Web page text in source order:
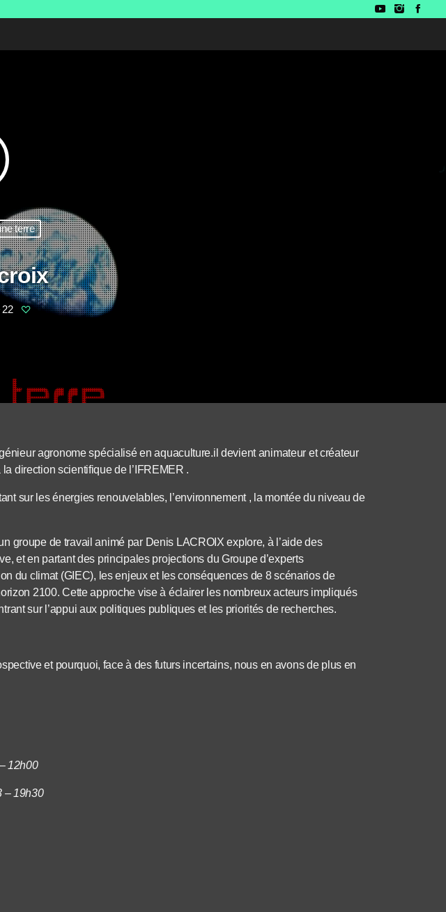
terre
22
agronome spécialisé en aquaculture.il devient animateur et créateur
direction scientifique de l’IFREMER .
sur les énergies renouvelables, l’environnement , la montée du niveau de
groupe de travail animé par Denis LACROIX explore, à l’aide des
et en partant des principales projections du Groupe d’experts
du climat (GIEC), les enjeux et les conséquences de 8 scénarios de
2100. Cette approche vise à éclairer les nombreux acteurs impliqués
sur l’appui aux politiques publiques et les priorités de recherches.
et pourquoi, face à des futurs incertains, nous en avons de plus en
12h00
– 19h30